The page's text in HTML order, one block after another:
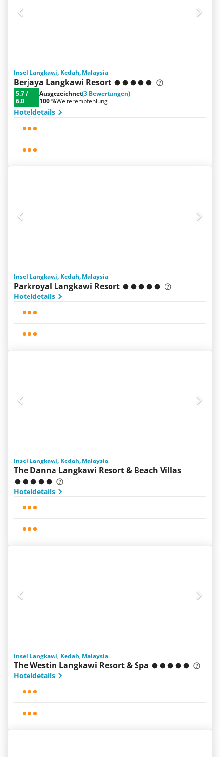
Insel Langkawi, Kedah, Malaysia
Berjaya Langkawi Resort
5.7/
6.0
Ausgezeichnet(3 Bewertungen)
100 %Weiterempfehlung
Hoteldetails
Insel Langkawi, Kedah, Malaysia
Parkroyal Langkawi Resort
Hoteldetails
Insel Langkawi, Kedah, Malaysia
The Danna Langkawi Resort & Beach Villas
Hoteldetails
Insel Langkawi, Kedah, Malaysia
The Westin Langkawi Resort & Spa
Hoteldetails